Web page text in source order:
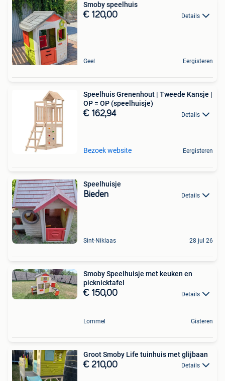
Smoby speelhuis
€ 120,00 Details
Geel Eergisteren
Speelhuis Grenenhout | Tweede Kansje |
OP = OP (speelhuisje)
€ 162,94 Details
Bezoek website Eergisteren
Speelhuisje
Bieden Details
Sint-Niklaas 28 jul 26
Smoby Speelhuisje met keuken en
picknicktafel
€ 150,00 Details
Lommel Gisteren
Groot Smoby Life tuinhuis met glijbaan
€ 210,00 Details